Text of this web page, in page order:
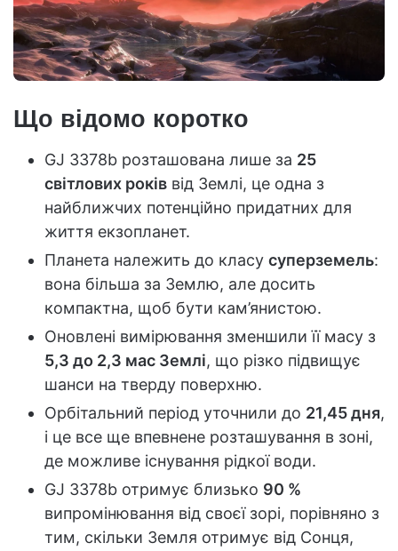
Що відомо коротко
GJ 3378b розташована лише за 25
світлових років від Землі, це одна з
найближчих потенційно придатних для
життя екзопланет.
Планета належить до класу суперземель:
вона більша за Землю, але досить
компактна, щоб бути кам’янистою.
Оновлені вимірювання зменшили її масу з
5,3 до 2,3 мас Землі, що різко підвищує
шанси на тверду поверхню.
Орбітальний період уточнили до 21,45 дня,
і це все ще впевнене розташування в зоні,
де можливе існування рідкої води.
GJ 3378b отримує близько 90 %
випромінювання від своєї зорі, порівняно з
тим, скільки Земля отримує від Сонця,